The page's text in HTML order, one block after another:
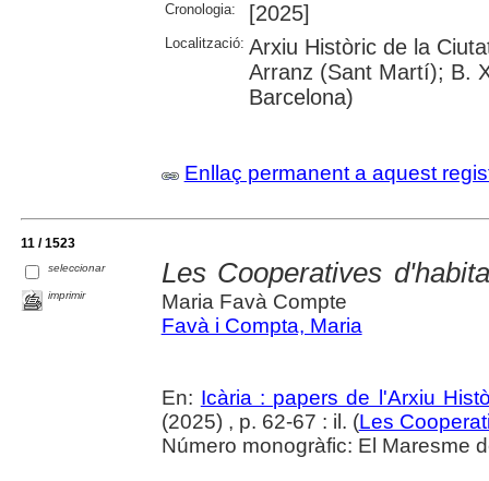
Cronologia: [2025]
Localització: Arxiu Històric de la
Arranz (Sant Martí); B.
Barcelona)
Enllaç permanent a aquest
11 / 1523
seleccionar
imprimir
Les Cooperatives
Maria Favà Compte
Favà i Compta, Maria
En: Icària : papers de l'Arxiu
(2025) , p. 62-67 : il. (Les
Número monogràfic: El Maresme